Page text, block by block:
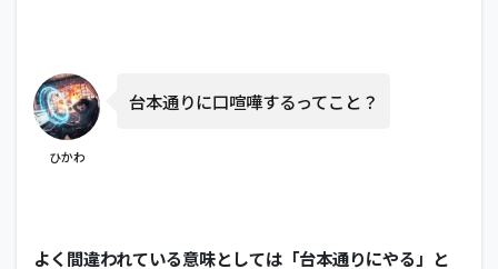
ひかわ
台本通りに口喧嘩するってこと？
よく間違われている意味としては「台本通りにやる」と